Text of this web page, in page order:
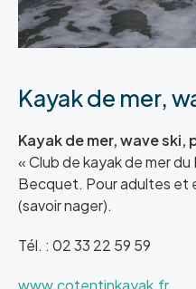
Kayak de mer,
Kayak de mer, wave ski,
« Club de kayak de mer
Becquet. Pour adultes et
(savoir nager).
Tél. : 02 33 22 59 59
www.cotentinkayak.fr